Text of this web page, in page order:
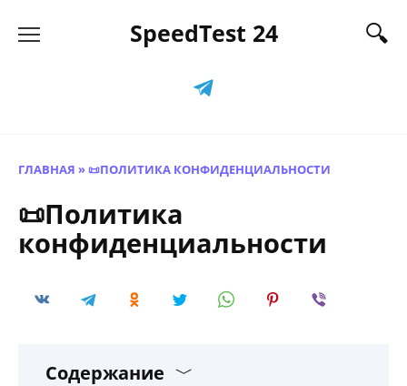
SpeedTest 24
ГЛАВНАЯ »📜ПОЛИТИКА КОНФИДЕНЦИАЛЬНОСТИ
📜Политика
конфиденциальности
Содержание